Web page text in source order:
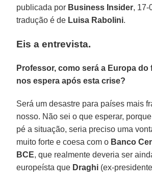
publicada por Business Insider, 17-
tradução é de Luisa Rabolini.
Eis a entrevista.
Professor, como será a Europa do
nos espera após esta crise?
Será um desastre para países mais
nosso. Não sei o que esperar,
pé a situação, seria preciso uma
muito forte e coesa com o Banco
BCE, que realmente deveria ser
europeísta que Draghi (ex-